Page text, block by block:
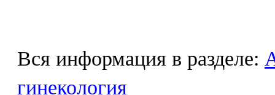
Вся информация в разделе:
гинекология